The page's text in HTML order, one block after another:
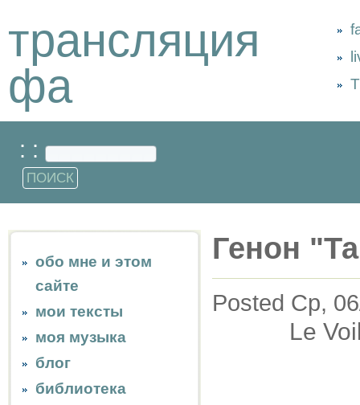
трансляция
фа
: :
обо мне и этом
сайте
мои тексты
моя музыка
блог
библиотека
Генон
Posted Ср,
Le